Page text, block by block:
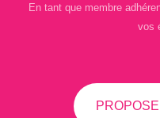
En tant que membre
vos